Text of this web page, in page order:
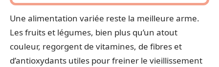
Une alimentation variée reste la meilleure arme.
Les fruits et légumes, bien plus qu’un atout
couleur, regorgent de vitamines, de fibres et
d’antioxydants utiles pour freiner le vieillissement